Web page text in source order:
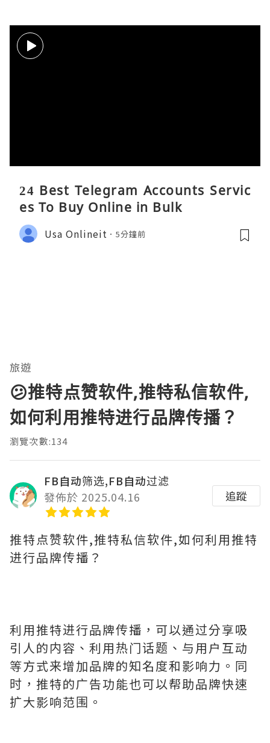
24 Best Telegram Accounts Servic
es To Buy Online in Bulk
Usa Onlineit 5分鐘前
旅遊
😕推特点赞软件,推特私信软件,
如何利用推特进行品牌传播？
瀏覽次數:134
FB自动筛选,FB自动过滤
發佈於 2025.04.16
追蹤
推特点赞软件,推特私信软件,如何利用推特
进行品牌传播？
利用推特进行品牌传播，可以通过分享吸
引人的内容、利用热门话题、与用户互动
等方式来增加品牌的知名度和影响力。同
时，推特的广告功能也可以帮助品牌快速
扩大影响范围。